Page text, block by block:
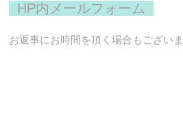
HP内メールフォーム
お返事にお時間を頂く場合もござい